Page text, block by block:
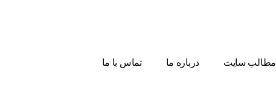
مطالب سایت درباره ما تماس با ما